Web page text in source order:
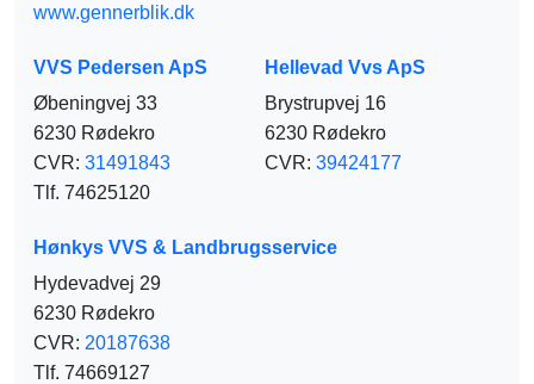
www.gennerblik.dk
VVS Pedersen ApS
Øbeningvej 33
6230 Rødekro
CVR: 31491843
Tlf. 74625120
Hellevad Vvs ApS
Brystrupvej 16
6230 Rødekro
CVR: 39424177
Hønkys VVS & Landbrugsservice
Hydevadvej 29
6230 Rødekro
CVR: 20187638
Tlf. 74669127